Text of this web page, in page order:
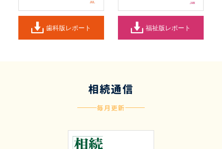
歯科版レポート 福祉版レポート
相続通信
毎月更新